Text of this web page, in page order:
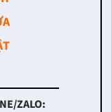
ZALO: